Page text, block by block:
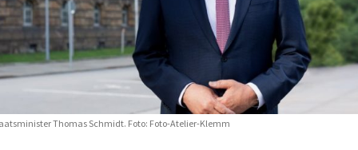
Thomas Schmidt. Foto: Foto-Atelier-Klemm